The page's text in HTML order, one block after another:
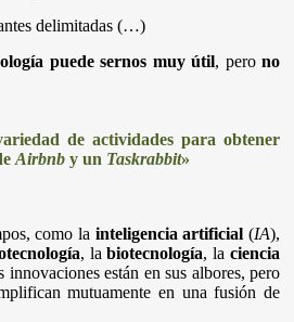
delimitadas (…)
puede sernos muy útil, perono
de actividades para obtener
Airbnb y un Taskrabbit»
como la inteligencia artificial (IA),
, labiotecnología, laciencia
están en sus albores, pero
mutuamente en una fusión de